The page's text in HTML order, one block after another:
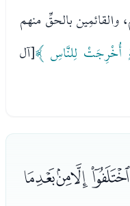
بالحقِّ منهم
أُخْرِجَتْ لِلنَّاسِ ﴾[آل